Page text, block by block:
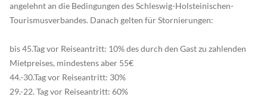
angelehnt an die Bedingungen des Schleswig-Holsteinischen-
Tourismusverbandes. Danach gelten für Stornierungen:
bis 45.Tag vor Reiseantritt: 10% des durch den Gast zu zahlenden
Mietpreises, mindestens aber 55€
44.-30.Tag vor Reiseantritt: 30%
29.-22. Tag vor Reiseantritt: 60%